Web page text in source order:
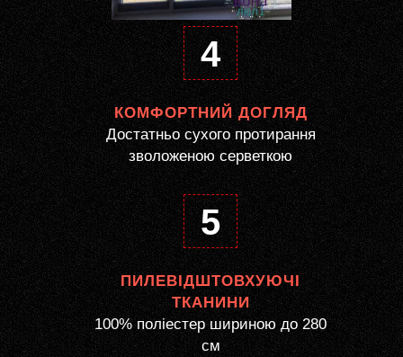
4
КОМФОРТНИЙ ДОГЛЯД
Достатньо сухого протирання
зволоженою серветкою
5
ПИЛЕВІДШТОВХУЮЧІ
ТКАНИНИ
100% поліестер шириною до 280
см